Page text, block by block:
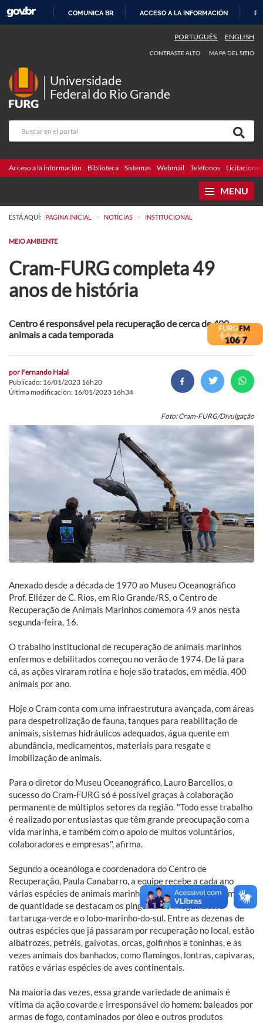
CONTENIDO
COMUNICA BR ACCESO A LA INFORMACIÓN
PORTUGUÊS ENGLISH
CONTRASTE ALTO MAPA DEL SITIO
Universidade
Federal do Rio Grande
Acceso a la información Biblioteca Sistemas Webmail Teléfonos Licitaciones
MENU
ESTÁ AQUÍ: PAGINA INICIAL > NOTÍCIAS > INSTITUCIONAL
MEIO AMBIENTE
Cram-FURG completa 49
anos de história
Centro é responsável pela recuperação de cerca de 400
animais a cada temporada
por Fernando Halal
Publicado: 16/01/2023 16h20
Última modificación: 16/01/2023 16h34
Foto: Cram-FURG/Divulgação
Anexado desde a década de 1970 ao Museu Oceanográfico
Prof. Eliézer de C. Rios, em Rio Grande/RS, o Centro de
Recuperação de Animais Marinhos comemora 49 anos nesta
segunda-feira, 16.
O trabalho institucional de recuperação de animais marinhos
enfermos e debilitados começou no verão de 1974. De lá para
cá, as ações viraram rotina e hoje são tratados, em média, 400
animais por ano.
Hoje o Cram conta com uma infraestrutura avançada, com áreas
para despetrolização de fauna, tanques para reabilitação de
animais, sistemas hidráulicos adequados, água quente em
abundância, medicamentos, materiais para resgate e
imobilização de animais.
Para o diretor do Museu Oceanográfico, Lauro Barcellos, o
sucesso do Cram-FURG só é possível graças à colaboração
permanente de múltiplos setores da região. "Todo esse trabalho
é realizado por entusiastas que têm grande preocupação com a
vida marinha, e também com o apoio de muitos voluntários,
colaboradores e empresas", afirma.
Segundo a oceanóloga e coordenadora do Centro de
Recuperação, Paula Canabarro, a equipe recebe a cada ano
várias espécies de animais marinhos e costeiros, e em termos
de quantidade se destacam os pinguins-de-Magalhães, a
tartaruga-verde e o lobo-marinho-do-sul. Entre as dezenas de
outras espécies que já passaram por recuperação no local, estão
albatrozes, petréis, gaivotas, orcas, golfinhos e toninhas, e às
vezes animais dos banhados, como flamingos, lontras, capivaras,
ratões e várias espécies de aves continentais.
Na maioria das vezes, essa grande variedade de animais é
vítima da ação covarde e irresponsável do homem: baleados por
armas de fogo, contaminados por óleo e outros produtos